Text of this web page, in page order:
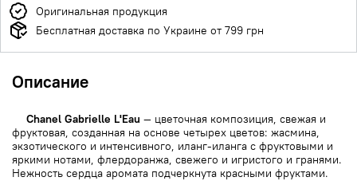
Оригинальная продукция
Бесплатная доставка по Украине от 799 грн
Описание
Chanel Gabrielle L'Eau — цветочная композиция, свежая и
фруктовая, созданная на основе четырех цветов: жасмина,
экзотического и интенсивного, иланг-иланга с фруктовыми и
яркими нотами, флердоранжа, свежего и игристого и гранями.
Нежность сердца аромата подчеркнута красными фруктами.